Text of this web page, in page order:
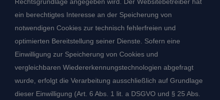
Rechtsgrundlage angegeben wird. Der Websitebetreiber hat
ein berechtigtes Interesse an der Speicherung von
notwendigen Cookies zur technisch fehlerfreien und
optimierten Bereitstellung seiner Dienste. Sofern eine
Einwilligung zur Speicherung von Cookies und
vergleichbaren Wiedererkennungstechnologien abgefragt
wurde, erfolgt die Verarbeitung ausschließlich auf Grundlage
dieser Einwilligung (Art. 6 Abs. 1 lit. a DSGVO und § 25 Abs.